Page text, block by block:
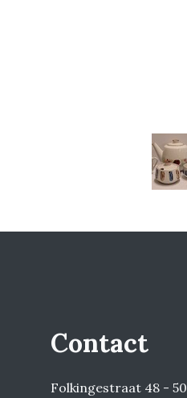
Contact
Folkingestraat 48 - 50